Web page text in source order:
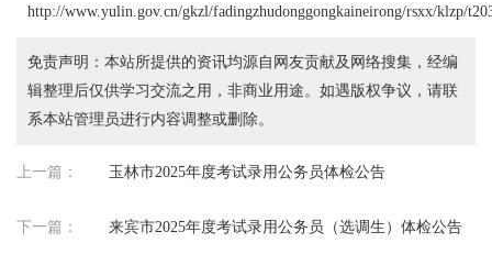
http://www.yulin.gov.cn/gkzl/fadingzhudonggongkaineirong/rsxx/klzp/
免责声明：本站所提供的资讯均源自网友贡献及网络搜集，经编
辑整理后仅供学习交流之用，非商业用途。如遇版权争议，请联
系本站管理员进行内容调整或删除。
上一篇： 玉林市2025年度考试录用公务员体检公告
下一篇： 来宾市2025年度考试录用公务员（选调生）体检公告